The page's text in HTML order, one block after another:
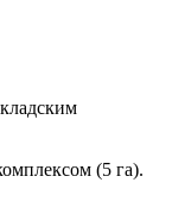
(5 га).